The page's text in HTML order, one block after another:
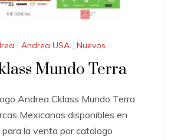
, Andrea USA , Nuevos
Mundo Terra
Andrea Cklass Mundo Terra
Mexicanas disponibles en
la venta por catalogo